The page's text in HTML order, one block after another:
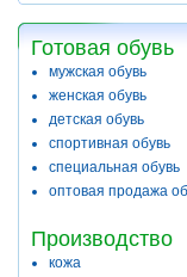
Готовая обувь
мужская обувь
женская обувь
детская обувь
спортивная обувь
специальная обувь
оптовая продажа
Производство
кожа